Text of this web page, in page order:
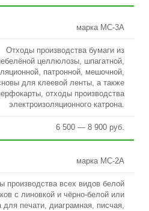
марка МС-3А
Отходы производства бумаги из
целлюлозы, шпагатной,
патронной, мешочной,
для клеевой ленты, а также
отходы производства
электроизоляционного катрона.
6 500 — 8 900 руб.
марка МС-2А
производства всех видов белой
с линовкой и чёрно-белой или
для печати, диаграмная, писчая,